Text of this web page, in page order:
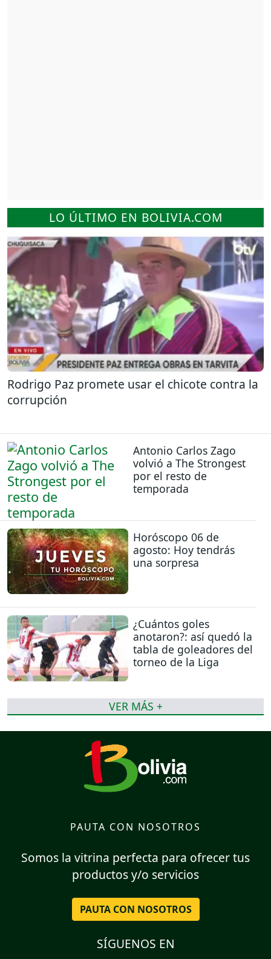
LO ÚLTIMO EN BOLIVIA.COM
Rodrigo Paz promete usar el chicote contra la
corrupción
Antonio Carlos Zago
volvió a The Strongest
por el resto de
temporada
Horóscopo 06 de
agosto: Hoy tendrás
una sorpresa
¿Cuántos goles
anotaron?: así quedó la
tabla de goleadores del
torneo de la Liga
VER MÁS +
PAUTA CON NOSOTROS
Somos la vitrina perfecta para ofrecer tus
productos y/o servicios
PAUTA CON NOSOTROS
SÍGUENOS EN